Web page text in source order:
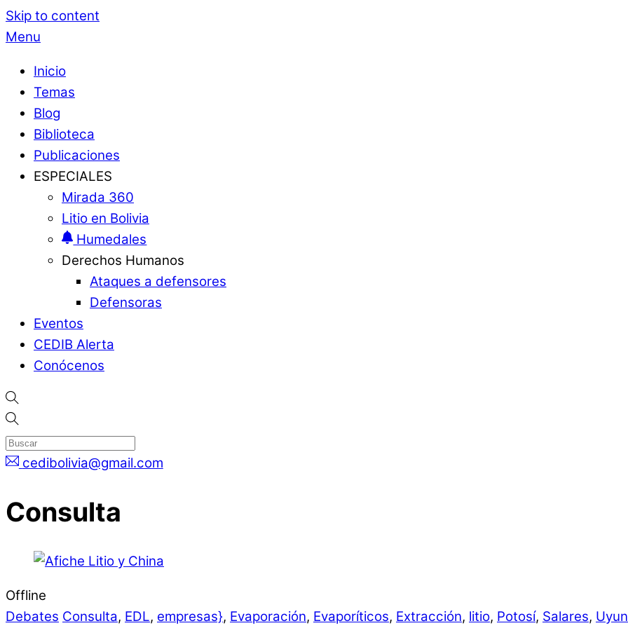
Skip to content
Menu
Inicio
Temas
Blog
Biblioteca
Publicaciones
ESPECIALES
Mirada 360
Litio en Bolivia
Humedales
Derechos Humanos
Ataques a defensores
Defensoras
Eventos
CEDIB Alerta
Conócenos
cedibolivia@gmail.com
Consulta
Offline
Debates Consulta, EDL, empresas}, Evaporación, Evaporíticos, Extracción, litio, Potosí, Salares,